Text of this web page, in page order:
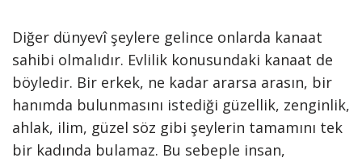
Diğer dünyevî şeylere gelince onlarda kanaat
sahibi olmalıdır. Evlilik konusundaki kanaat de
böyledir. Bir erkek, ne kadar ararsa arasın, bir
hanımda bulunmasını istediği güzellik, zenginlik,
ahlak, ilim, güzel söz gibi şeylerin tamamını tek
bir kadında bulamaz. Bu sebeple insan,